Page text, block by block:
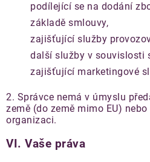
podílející se na dodání
základě smlouvy,
zajišťující služby
další služby v souvislosti
zajišťující marketingové
2. Správce nemá v úmyslu
země (do země mimo EU)
organizaci.
VI. Vaše práva